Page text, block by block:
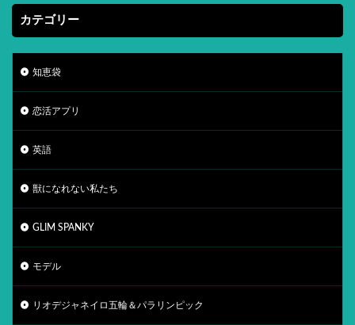
カテゴリー
知恵袋
恋活アプリ
英語
獣になれない私たち
GLIM SPANKY
モデル
リオデジャネイロ五輪＆パラリンピック